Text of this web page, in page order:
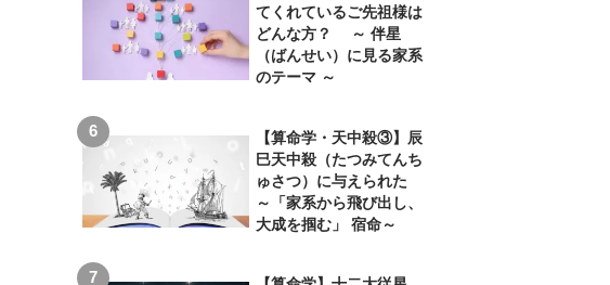
てくれているご先祖様は
どんな方？ ～ 伴星
（ばんせい）に見る家系
のテーマ ～
【算命学・天中殺③】辰
巳天中殺（たつみてんち
ゅさつ）に与えられた
～「家系から飛び出し、
大成を掴む」 宿命～